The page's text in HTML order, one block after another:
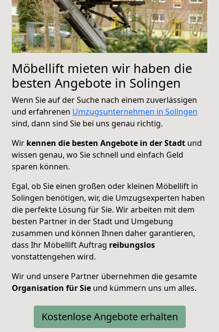
Möbellift mieten wir haben die
besten Angebote in Solingen
Wenn Sie auf der Suche nach einem zuverlässigen
und erfahrenen Umzugsunternehmen in Solingen
sind, dann sind Sie bei uns genau richtig.
Wir kennen die besten Angebote in der Stadt und
wissen genau, wo Sie schnell und einfach Geld
sparen können.
Egal, ob Sie einen großen oder kleinen Möbellift in
Solingen benötigen, wir, die Umzugsexperten haben
die perfekte Lösung für Sie. Wir arbeiten mit dem
besten Partner in der Stadt und Umgebung
zusammen und können Ihnen daher garantieren,
dass Ihr Möbellift Auftrag reibungslos
vonstattengehen wird.
Wir und unsere Partner übernehmen die gesamte
Organisation für Sie und kümmern uns um alles.
Kostenlose Angebote erhalten